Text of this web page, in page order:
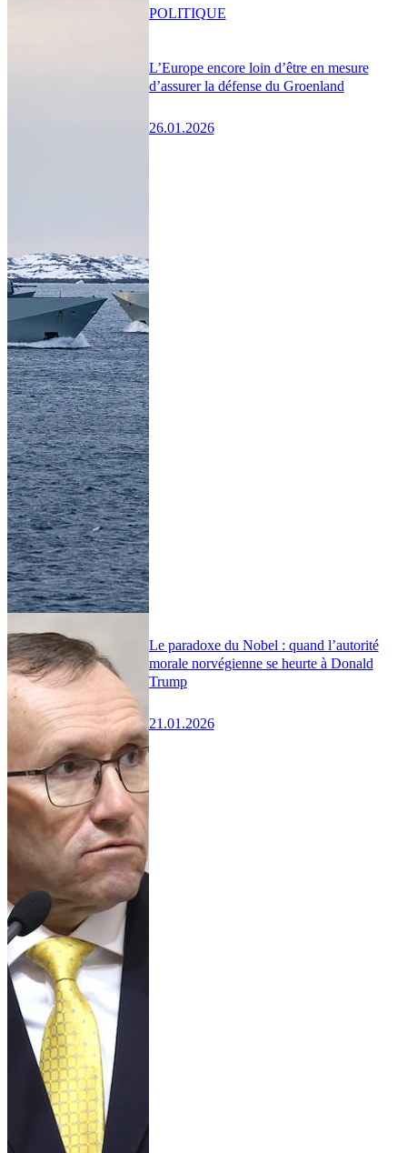
L’Europe encore loin d’être en mesure
d’assurer la défense du Groenland
26.01.2026
POLITIQUE
Le paradoxe du Nobel : quand l’autorité
morale norvégienne se heurte à Donald
Trump
21.01.2026